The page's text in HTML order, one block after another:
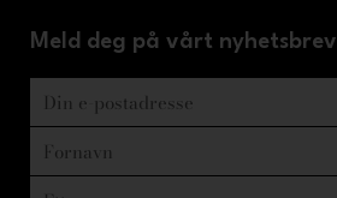
Meld deg på vårt nyhetsbrev